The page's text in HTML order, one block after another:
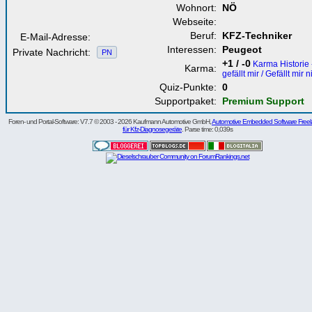
Wohnort:
NÖ
Webseite:
Beruf:
KFZ-Techniker
Interessen:
Peugeot
Karma: +1 / -0 Karma Historie
gefällt mir / Gefällt mir
Quiz-Punkte: 0
Supportpaket:
Premium Support
E-Mail-Adresse:
Private Nachricht:
PN
Foren- und Portal-Software: V7.7 © 2003 - 2026 Kaufmann Automotive GmbH,Automotive Embedded Software
für Kfz-Diagnosegeräte . Parse time: 0,039s